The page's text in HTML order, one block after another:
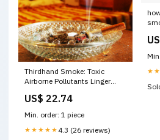
Thirdhand Smoke: Toxic
Airborne Pollutants Linger
US$ 22.74
Min. order: 1 piece
★★★★★ 4.3 (26 reviews)
of